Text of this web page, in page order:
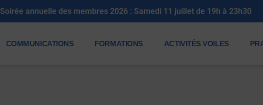
Soirée annuelle des membres 2026 : Samedi 11 juillet de 19h à 23h30
COMMUNICATIONS FORMATIONS ACTIVITÉS VOILES